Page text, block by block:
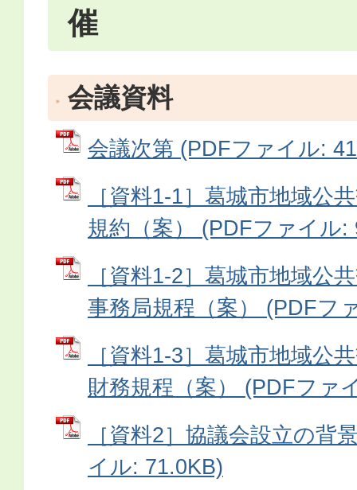
催
会議資料
会議次第 (PDFファイル:
［資料1-1］葛城市地域公
規約（案） (PDFファイル:
［資料1-2］葛城市地域公
事務局規程（案） (PDFフ
［資料1-3］葛城市地域公
財務規程（案） (PDFファ
［資料2］協議会設立の背
イル: 71.0KB)